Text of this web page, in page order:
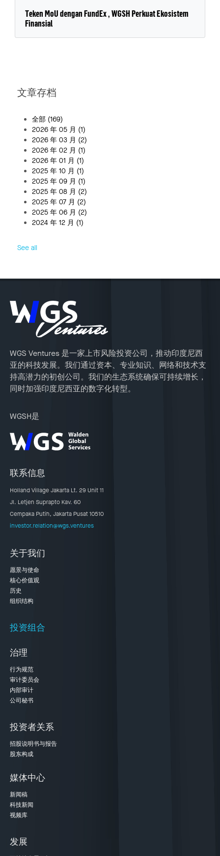
Teken MoU dengan FundEx , WGSH Perkuat Ekosistem
Finansial
文章存档
全部 (169)
2026 年 05 月 (1)
2026 年 03 月 (2)
2026 年 02 月 (1)
2026 年 01 月 (1)
2025 年 10 月 (1)
2025 年 09 月 (1)
2025 年 08 月 (2)
2025 年 07 月 (2)
2025 年 06 月 (2)
2024 年 12 月 (1)
See all
WGS Ventures 是一家上市风险投资公司，推动印度尼西
亚的科技发展。我们通过资本、专业知识、网络和技术支
持高潜力的初创公司。我们的生态系统确保可持续增长，
同时加强印度尼西亚的数字化转型。
WGSH是
联系信息
Holland Village Jakarta Lt. 29 Unit 11
Jl. Letjen Suprapto Kav. 60
Cempaka Putih, Jakarta Pusat 10510
investor.relation@wgs.ventures
关于我们
愿景与使命
核心价值观
历史
组织结构
投资组合
治理
行为规范
审计委员会
内部审计
公司秘书
投资者关系
招股说明书与报告
股东构成
媒体中心
新闻稿
科技新闻
视频库
发展